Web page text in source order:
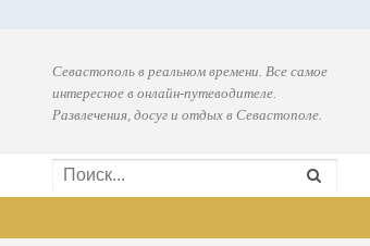
Севастополь в реальном времени. Все самое
интересное в онлайн-путеводителе.
Развлечения, досуг и отдых в Севастополе.